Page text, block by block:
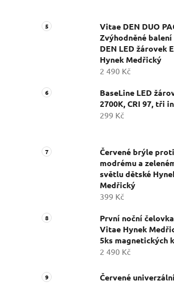
Vitae DEN DUO
Zvýhodněné
DEN LED žárovek
Hynek Medřický
2 490 Kč
BaseLine LED
2700K, CRI 97, tři
299 Kč
Červené brýle proti
modrému a
světlu dětské
Medřický
399 Kč
První noční
Vitae Hynek
5ks magnetických
2 490 Kč
Červené univerzální